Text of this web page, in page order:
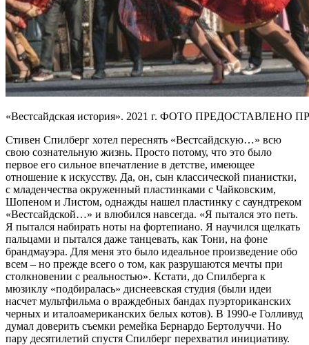
«Вестсайдская история». 2021 г. ФОТО
Стивен Спилберг хотел переснять «Вестсайдскую…» всю
свою сознательную жизнь. Просто потому, что это было
первое его сильное впечатление в детстве, имеющее
отношение к искусству. Да, он, сын классической пианистки,
с младенчества окруженный пластинками с Чайковским,
Шопеном и Листом, однажды нашел пластинку с саундтреком
«Вестсайдской…» и влюбился навсегда. «Я пытался это петь.
Я пытался набирать ноты на фортепиано. Я научился щелкать
пальцами и пытался даже танцевать, как Тони, на фоне
брандмауэра. Для меня это было идеальное произведение обо
всем – но прежде всего о том, как разрушаются мечты при
столкновении с реальностью». Кстати, до Спилберга к
мюзиклу «подбиралась» диснеевская студия (были идеи
насчет мультфильма о враждебных бандах пуэрториканских
черных и италоамериканских белых котов). В 1990-е Голливуд
думал доверить съемки ремейка Бернардо Бертолуччи. Но
пару десятилетий спустя Спилберг перехватил инициативу.